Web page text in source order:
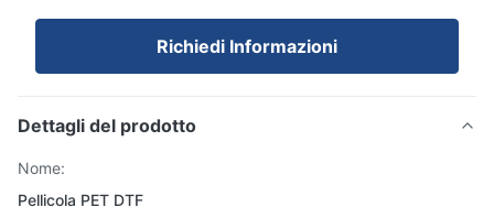
Richiedi Informazioni
Dettagli del prodotto
Nome:
Pellicola PET DTF